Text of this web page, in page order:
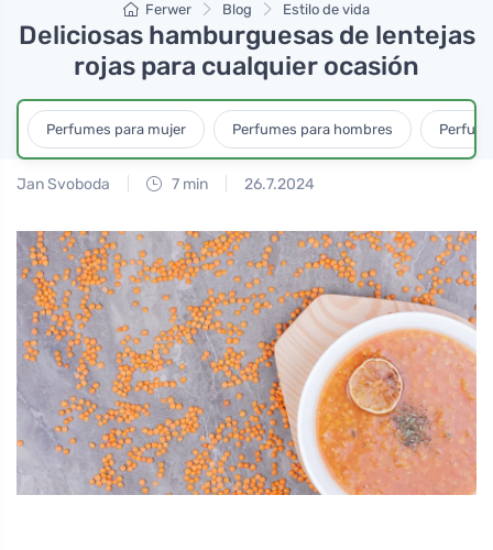
Ferwer Blog Estilo de vida
Deliciosas hamburguesas de lentejas
rojas para cualquier ocasión
Perfumes para mujer Perfumes para hombres
Jan Svoboda 7 min 26.7.2024